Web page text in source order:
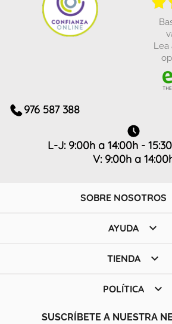
Lea algunas de las
976 587 388
L-J: 9:00h a 14:00h -
V: 9:00h a
SOBRE NOSOTROS
AYUDA 
TIENDA 
POLÍTICA 
SUSCRÍBETE A NUESTRA